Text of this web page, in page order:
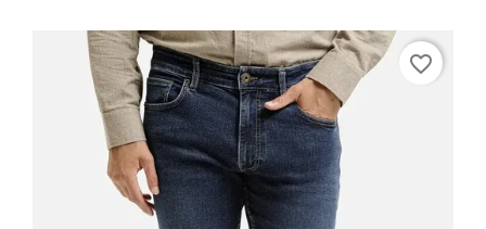
favorite_border